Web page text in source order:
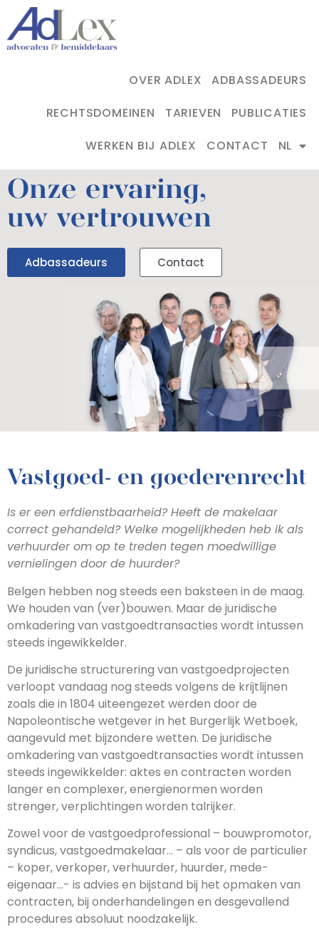
OVER ADLEX
ADBASSADEURS
RECHTSDOMEINEN
TARIEVEN
PUBLICATIES
WERKEN BIJ ADLEX
CONTACT NL
Onze ervaring,
uw vertrouwen
Adbassadeurs Contact
Vastgoed- en goederenrecht
Is er een erfdienstbaarheid? Heeft de makelaar
correct gehandeld? Welke mogelijkheden heb ik als
verhuurder om op te treden tegen moedwillige
vernielingen door de huurder?
Belgen hebben nog steeds een baksteen in de maag.
We houden van (ver)bouwen. Maar de juridische
omkadering van vastgoedtransacties wordt intussen
steeds ingewikkelder.
De juridische structurering van vastgoedprojecten
verloopt vandaag nog steeds volgens de krijtlijnen
zoals die in 1804 uiteengezet werden door de
Napoleontische wetgever in het Burgerlijk Wetboek,
aangevuld met bijzondere wetten. De juridische
omkadering van vastgoedtransacties wordt intussen
steeds ingewikkelder: aktes en contracten worden
langer en complexer, energienormen worden
strenger, verplichtingen worden talrijker.
Zowel voor de vastgoedprofessional – bouwpromotor,
syndicus, vastgoedmakelaar… – als voor de particulier
– koper, verkoper, verhuurder, huurder, mede-
eigenaar…- is advies en bijstand bij het opmaken van
contracten, bij onderhandelingen en desgevallend
procedures absoluut noodzakelijk.